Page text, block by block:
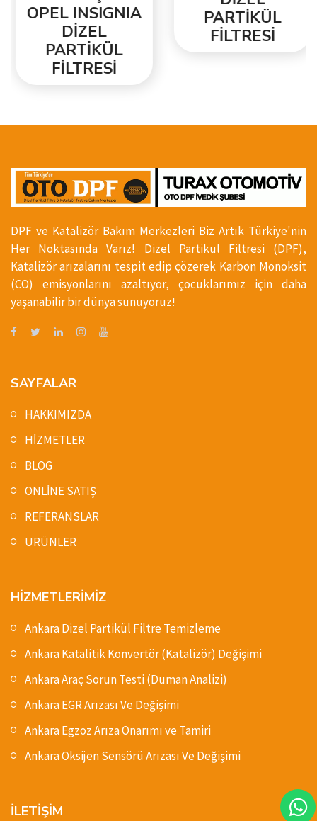
OPEL INSIGNIA
DİZEL
PARTİKÜL
FİLTRESİ
PARTİKÜL
FİLTRESİ
DPF ve Katalizör Bakım Merkezleri Biz Artık Türkiye'nin
Her Noktasında Varız! Dizel Partikül Filtresi (DPF),
Katalizör arızalarını tespit edip çözerek Karbon Monoksit
(CO) emisyonlarını azaltıyor, çocuklarımız için daha
yaşanabilir bir dünya sunuyoruz!
SAYFALAR
HAKKIMIZDA
HİZMETLER
BLOG
ONLİNE SATIŞ
REFERANSLAR
ÜRÜNLER
HİZMETLERİMİZ
Ankara Dizel Partikül Filtre Temizleme
Ankara Katalitik Konvertör (Katalizör) Değişimi
Ankara Araç Sorun Testi (Duman Analizi)
Ankara EGR Arızası Ve Değişimi
Ankara Egzoz Arıza Onarımı ve Tamiri
Ankara Oksijen Sensörü Arızası Ve Değişimi
İLETİŞİM